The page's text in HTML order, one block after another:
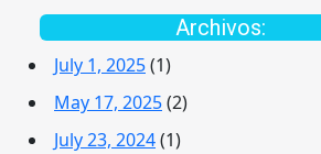
Archivos:
July 1, 2025(1)
May 17, 2025(2)
July 23, 2024(1)